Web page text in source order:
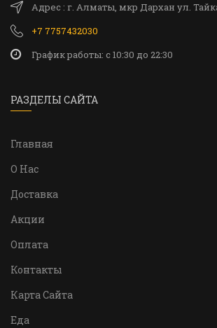
Адрес : г. Алматы, мкр Дархан ул.
+7 7757432030
График работы: c 10:30 до 22:30
РАЗДЕЛЫ САЙТА
Главная
О Нас
Доставка
Акции
Оплата
Контакты
Карта Сайта
Еда